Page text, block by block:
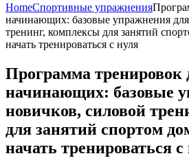
HomeСпортивные упражнения
начинающих: базовые упражнения
тренинг, комплексы для занятий
начать тренироваться с нуля
Программа тренировок
начинающих: базовые
новичков, силовой
для занятий спортом
начать тренироваться с